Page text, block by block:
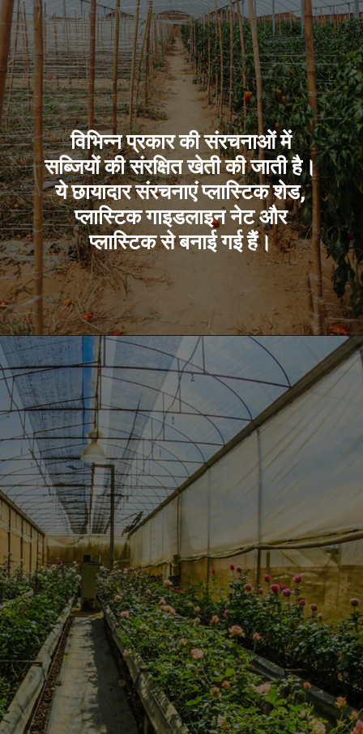
विभिन्न प्रकार की संरचनाओं में
सब्जियों की संरक्षित खेती की जाती है।
ये छायादार संरचनाएं प्लास्टिक शेड,
प्लास्टिक गाइडलाइन नेट और
प्लास्टिक से बनाई गई हैं।